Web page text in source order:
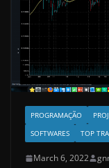
PROGRAMAÇÃO
SOFTWARES
TOP
March 6, 2022